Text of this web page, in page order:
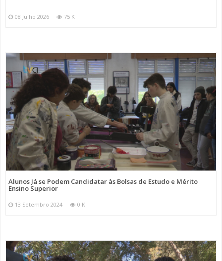
08 Julho 2026 75 K
Alunos Já se Podem Candidatar às Bolsas de Estudo e Mérito
Ensino Superior
13 Setembro 2024 0 K